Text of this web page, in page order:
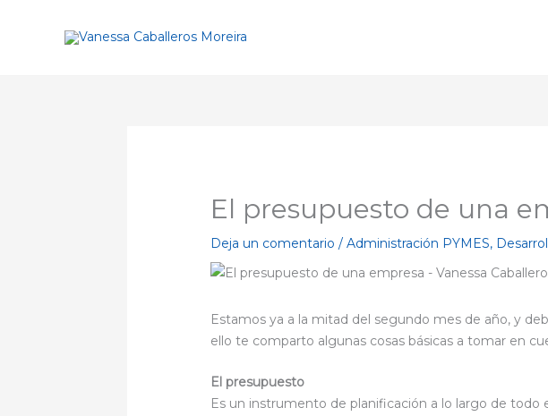
El presupuesto de una
Deja un comentario /Administración PYMES,
Estamos ya a la mitad del segundo mes de año, y
ello te comparto algunas cosas básicas a tomar en
El presupuesto
Es un instrumento de planificación a lo largo de todo